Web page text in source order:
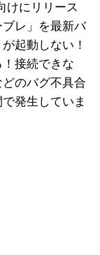
けにリリース
レ」を最新バ
起動しない！
接続できな
のバグ不具合
発生していま